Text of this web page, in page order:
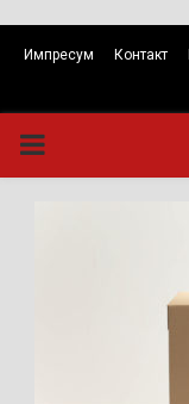
Импресум Контакт
PRIMARY